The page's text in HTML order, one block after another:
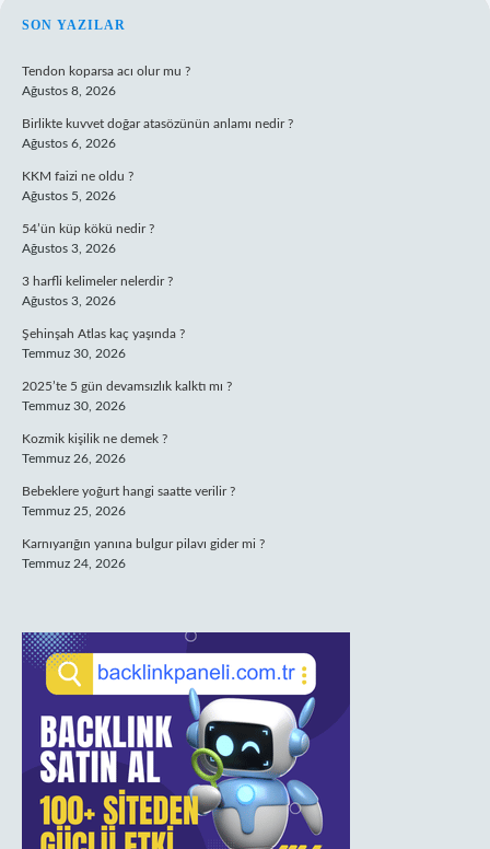
SIDEBAR
SON YAZILAR
Tendon koparsa acı olur mu ?
Ağustos 8, 2026
Birlikte kuvvet doğar atasözünün anlamı nedir ?
Ağustos 6, 2026
KKM faizi ne oldu ?
Ağustos 5, 2026
54’ün küp kökü nedir ?
Ağustos 3, 2026
3 harfli kelimeler nelerdir ?
Ağustos 3, 2026
Şehinşah Atlas kaç yaşında ?
Temmuz 30, 2026
2025’te 5 gün devamsızlık kalktı mı ?
Temmuz 30, 2026
Kozmik kişilik ne demek ?
Temmuz 26, 2026
Bebeklere yoğurt hangi saatte verilir ?
Temmuz 25, 2026
Karnıyarığın yanına bulgur pilavı gider mi ?
Temmuz 24, 2026